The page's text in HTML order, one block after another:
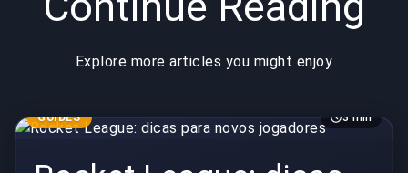
Explore more articles you might enjoy
GUIDES 3 min